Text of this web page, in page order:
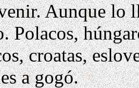
Aunque lo
Polacos,
croatas,
a gogó.